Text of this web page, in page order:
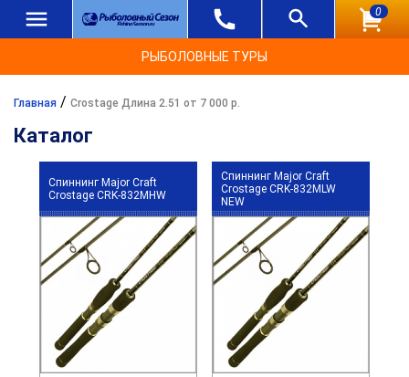
0
РЫБОЛОВНЫЕ ТУРЫ
Главная / Crostage Длина 2.51 от 7 000 р.
Каталог
Спиннинг Major Craft
Crostage CRK-832MHW
Спиннинг Major Craft
Crostage CRK-832MLW
NEW